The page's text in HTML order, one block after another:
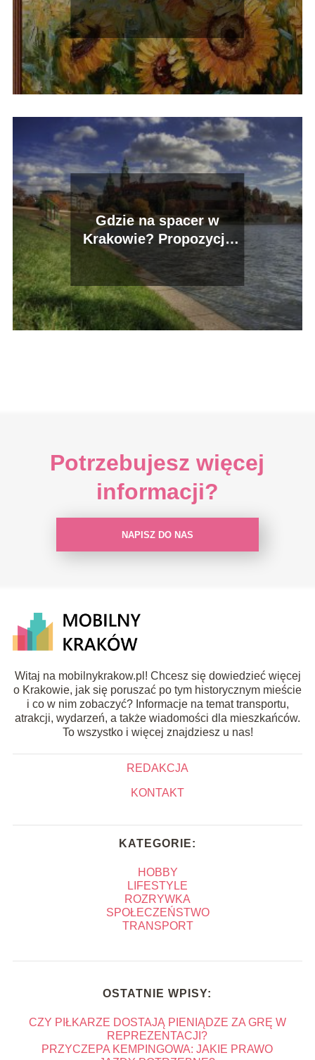
Krakowie?
Gdzie na spacer w
Krakowie? Propozycje
ciekawych miejsc
Potrzebujesz więcej
informacji?
NAPISZ DO NAS
Witaj na mobilnykrakow.pl! Chcesz się dowiedzieć więcej
o Krakowie, jak się poruszać po tym historycznym mieście
i co w nim zobaczyć? Informacje na temat transportu,
atrakcji, wydarzeń, a także wiadomości dla mieszkańców.
To wszystko i więcej znajdziesz u nas!
REDAKCJA
KONTAKT
KATEGORIE:
HOBBY
LIFESTYLE
ROZRYWKA
SPOŁECZEŃSTWO
TRANSPORT
OSTATNIE WPISY:
CZY PIŁKARZE DOSTAJĄ PIENIĄDZE ZA GRĘ W
REPREZENTACJI?
PRZYCZEPA KEMPINGOWA: JAKIE PRAWO